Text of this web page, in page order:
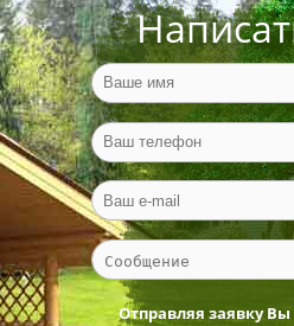
Отправляя заявку